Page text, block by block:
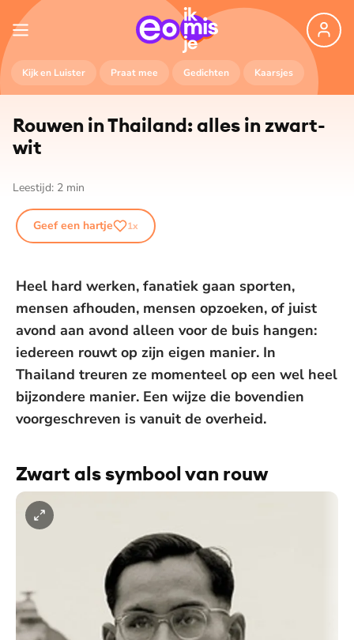
Kijk en Luister Praat mee Gedichten Kaarsjes
Rouwen in Thailand: alles in zwart-
wit
Leestijd: 2 min
Geef een hartje 1x
Heel hard werken, fanatiek gaan sporten,
mensen afhouden, mensen opzoeken, of juist
avond aan avond alleen voor de buis hangen:
iedereen rouwt op zijn eigen manier. In
Thailand treuren ze momenteel op een wel heel
bijzondere manier. Een wijze die bovendien
voorgeschreven is vanuit de overheid.
Zwart als symbool van rouw